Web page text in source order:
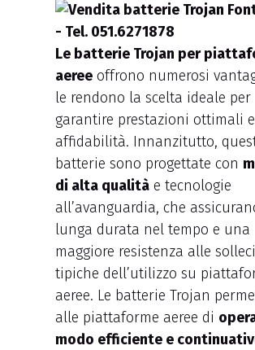
Le batterie Trojan per
aeree offrono numerosi
le rendono la scelta ideale per
garantire prestazioni ottimali e
affidabilità. Innanzitutto,
batterie sono progettate con
di alta qualità e tecnologie
all’avanguardia, che
lunga durata nel tempo e una
maggiore resistenza alle
tipiche dell’utilizzo su
aeree. Le batterie Trojan
alle piattaforme aeree di
modo efficiente e